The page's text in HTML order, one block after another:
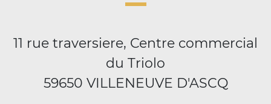
11 rue traversiere, Centre commercial
du Triolo
59650 VILLENEUVE D'ASCQ